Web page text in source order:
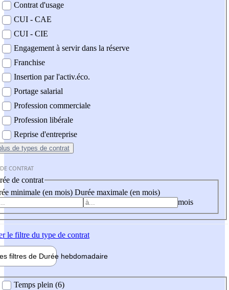
Contrat d'usage
CUI - CAE
CUI - CIE
Engagement à servir dans la réserve
Franchise
Insertion par l'activ.éco.
Portage salarial
Profession commerciale
Profession libérale
Reprise d'entreprise
de types de contrat
CONTRAT
de contrat
minimale (en mois) Durée maximale (en mois)
mois
le filtre du type de contrat
filtres de Durée hebdomadaire
Temps plein (6)